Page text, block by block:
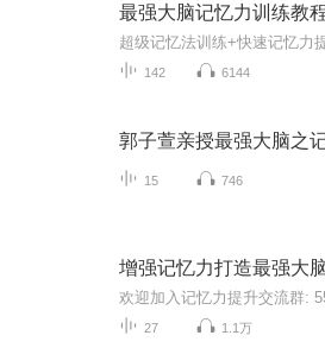
142 6144
郭子萱亲授最强大脑之
15 746
增强记忆力打造最强大
27 1.1万